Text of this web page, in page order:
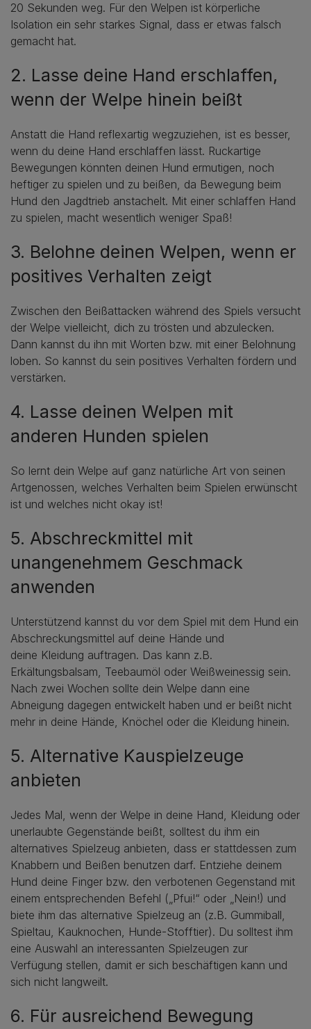
20 Sekunden weg. Für den Welpen ist körperliche
Isolation ein sehr starkes Signal, dass er etwas falsch
gemacht hat.
2. Lasse deine Hand erschlaffen,
wenn der Welpe hinein beißt
Anstatt die Hand reflexartig wegzuziehen, ist es besser,
wenn du deine Hand erschlaffen lässt. Ruckartige
Bewegungen könnten deinen Hund ermutigen, noch
heftiger zu spielen und zu beißen, da Bewegung beim
Hund den Jagdtrieb anstachelt. Mit einer schlaffen Hand
zu spielen, macht wesentlich weniger Spaß!
3. Belohne deinen Welpen, wenn er
positives Verhalten zeigt
Zwischen den Beißattacken während des Spiels versucht
der Welpe vielleicht, dich zu trösten und abzulecken.
Dann kannst du ihn mit Worten bzw. mit einer Belohnung
loben. So kannst du sein positives Verhalten fördern und
verstärken.
4. Lasse deinen Welpen mit
anderen Hunden spielen
So lernt dein Welpe auf ganz natürliche Art von seinen
Artgenossen, welches Verhalten beim Spielen erwünscht
ist und welches nicht okay ist!
5. Abschreckmittel mit
unangenehmem Geschmack
anwenden
Unterstützend kannst du vor dem Spiel mit dem Hund ein
Abschreckungsmittel auf deine Hände und
deine Kleidung auftragen. Das kann z.B.
Erkältungsbalsam, Teebaumöl oder Weißweinessig sein.
Nach zwei Wochen sollte dein Welpe dann eine
Abneigung dagegen entwickelt haben und er beißt nicht
mehr in deine Hände, Knöchel oder die Kleidung hinein.
5. Alternative Kauspielzeuge
anbieten
Jedes Mal, wenn der Welpe in deine Hand, Kleidung oder
unerlaubte Gegenstände beißt, solltest du ihm ein
alternatives Spielzeug anbieten, dass er stattdessen zum
Knabbern und Beißen benutzen darf. Entziehe deinem
Hund deine Finger bzw. den verbotenen Gegenstand mit
einem entsprechenden Befehl („Pfui!“ oder „Nein!) und
biete ihm das alternative Spielzeug an (z.B. Gummiball,
Spieltau, Kauknochen, Hunde-Stofftier). Du solltest ihm
eine Auswahl an interessanten Spielzeugen zur
Verfügung stellen, damit er sich beschäftigen kann und
sich nicht langweilt.
6. Für ausreichend Bewegung